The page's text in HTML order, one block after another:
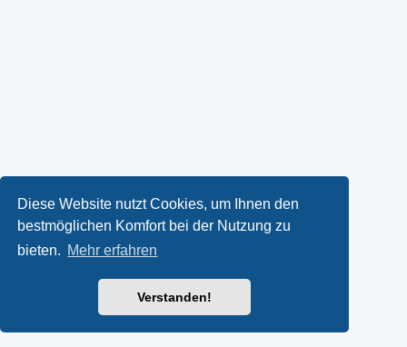
Diese Website nutzt Cookies, um Ihnen den
bestmöglichen Komfort bei der Nutzung zu
bieten. Mehr erfahren
Verstanden!